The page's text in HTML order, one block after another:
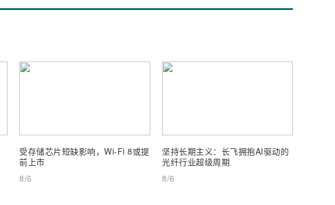
受存储芯片短缺影响，Wi-Fi 8或提
前上市
8/6
坚持长期主义：长飞拥抱AI驱动的
光纤行业超级周期
8/6